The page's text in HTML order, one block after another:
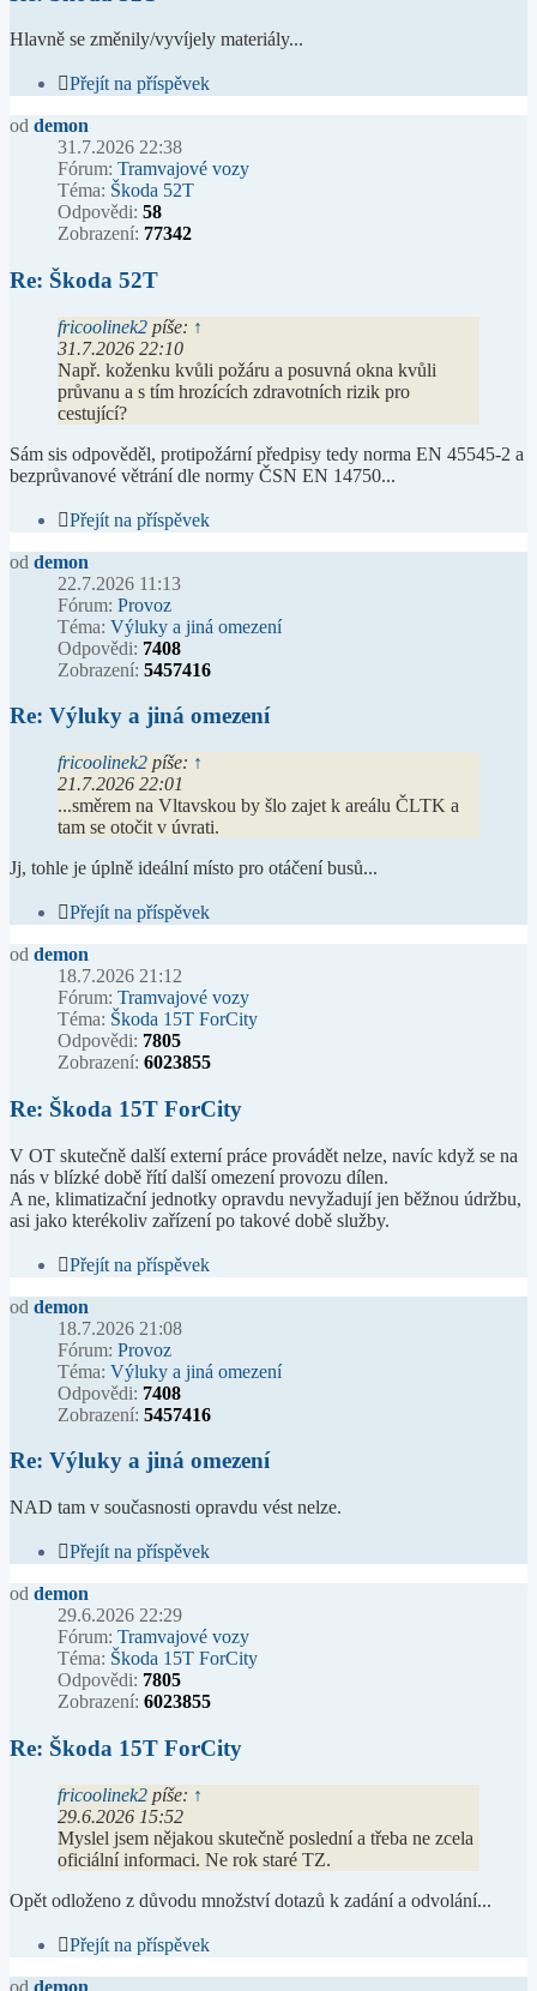
Hlavně se změnily/vyvíjely materiály...
Přejít na příspěvek
od demon
31.7.2026 22:38
Fórum: Tramvajové vozy
Téma: Škoda 52T
Odpovědi: 58
Zobrazení: 77342
Re: Škoda 52T
fricoolinek2 píše: ↑
31.7.2026 22:10
Např. koženku kvůli požáru a posuvná okna kvůli
průvanu a s tím hrozících zdravotních rizik pro
cestující?
Sám sis odpověděl, protipožární předpisy tedy norma EN 45545-2 a
bezprůvanové větrání dle normy ČSN EN 14750...
Přejít na příspěvek
od demon
22.7.2026 11:13
Fórum: Provoz
Téma: Výluky a jiná omezení
Odpovědi: 7408
Zobrazení: 5457416
Re: Výluky a jiná omezení
fricoolinek2 píše: ↑
21.7.2026 22:01
...směrem na Vltavskou by šlo zajet k areálu ČLTK a
tam se otočit v úvrati.
Jj, tohle je úplně ideální místo pro otáčení busů...
Přejít na příspěvek
od demon
18.7.2026 21:12
Fórum: Tramvajové vozy
Téma: Škoda 15T ForCity
Odpovědi: 7805
Zobrazení: 6023855
Re: Škoda 15T ForCity
V OT skutečně další externí práce provádět nelze, navíc když se na
nás v blízké době řítí další omezení provozu dílen.
A ne, klimatizační jednotky opravdu nevyžadují jen běžnou údržbu,
asi jako kterékoliv zařízení po takové době služby.
Přejít na příspěvek
od demon
18.7.2026 21:08
Fórum: Provoz
Téma: Výluky a jiná omezení
Odpovědi: 7408
Zobrazení: 5457416
Re: Výluky a jiná omezení
NAD tam v současnosti opravdu vést nelze.
Přejít na příspěvek
od demon
29.6.2026 22:29
Fórum: Tramvajové vozy
Téma: Škoda 15T ForCity
Odpovědi: 7805
Zobrazení: 6023855
Re: Škoda 15T ForCity
fricoolinek2 píše: ↑
29.6.2026 15:52
Myslel jsem nějakou skutečně poslední a třeba ne zcela
oficiální informaci. Ne rok staré TZ.
Opět odloženo z důvodu množství dotazů k zadání a odvolání...
Přejít na příspěvek
od demon